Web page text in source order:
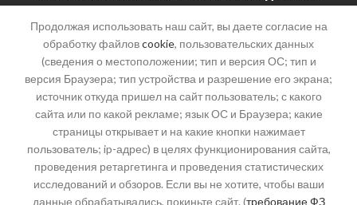
г. Саратов, ул. Большая горная, 215
Почта: info@svartek.ru
СТАТЬИ
КАТЕГОРИИ
Продолжая использовать наш сайт, вы даете согласие на
обработку файловcookie, пользовательских данных
(сведения о местоположении; тип и версия ОС; тип и
версия Браузера; тип устройства и разрешение его экрана;
источник откуда пришел на сайт пользователь; с какого
сайта или по какой рекламе; язык ОС и Браузера; какие
страницы открывает и на какие кнопки нажимает
пользователь; ip-адрес) в целях функционирования сайта,
проведения ретаргетинга и проведения статистических
исследований и обзоров. Если вы не хотите, чтобы ваши
данные обрабатывались, покиньте сайт. (требование ФЗ